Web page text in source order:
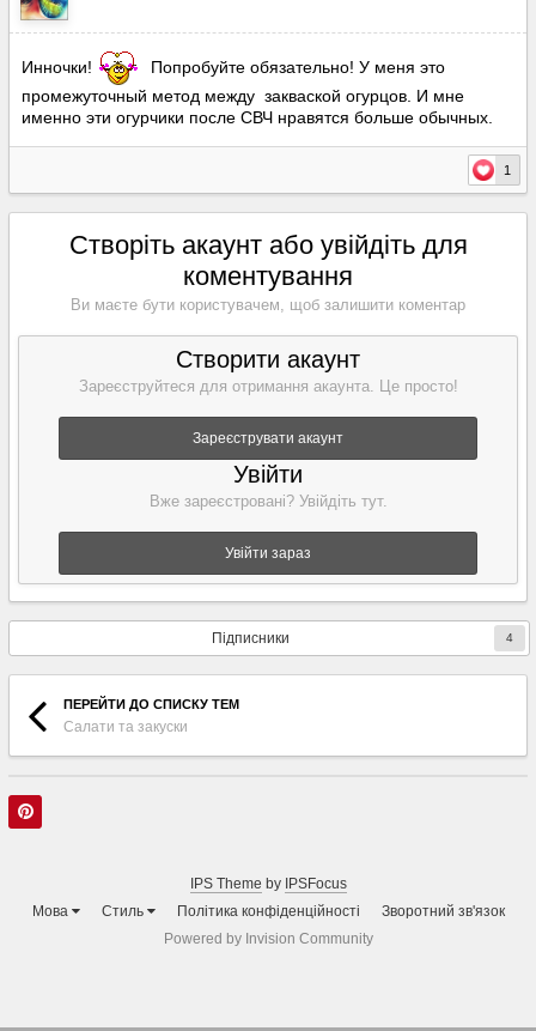
Инночки!
Попробуйте обязательно! У меня это
промежуточный метод между закваской огурцов. И мне
именно эти огурчики после СВЧ нравятся больше обычных.
1
Створіть акаунт або увійдіть для
коментування
Ви маєте бути користувачем, щоб залишити коментар
Створити акаунт
Зареєструйтеся для отримання акаунта. Це просто!
Зареєструвати акаунт
Увійти
Вже зареєстровані? Увійдіть тут.
Увійти зараз
Підписники 4
ПЕРЕЙТИ ДО СПИСКУ ТЕМ
Салати та закуски
IPS Theme by IPSFocus
Мова
Стиль Політика конфіденційності
Зворотний зв'язок
Powered by Invision Community